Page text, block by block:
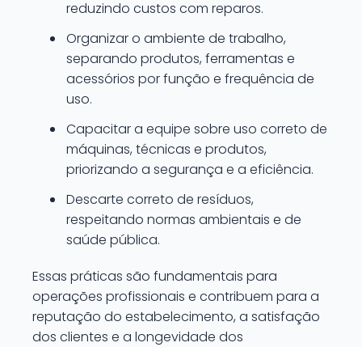
reduzindo custos com reparos.
Organizar o ambiente de trabalho,
separando produtos, ferramentas e
acessórios por função e frequência de
uso.
Capacitar a equipe sobre uso correto de
máquinas, técnicas e produtos,
priorizando a segurança e a eficiência.
Descarte correto de resíduos,
respeitando normas ambientais e de
saúde pública.
Essas práticas são fundamentais para
operações profissionais e contribuem para a
reputação do estabelecimento, a satisfação
dos clientes e a longevidade dos